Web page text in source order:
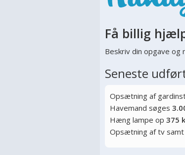
Få billig
Beskriv din opgave og
Seneste
Opsætning af
Havemand søges
Hæng lampe op 375
Opsætning af tv